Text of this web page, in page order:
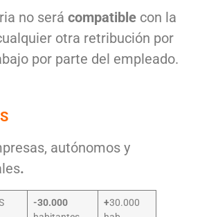
no serácompatible con la
otra retribución por
por parte del empleado.
autónomos y
.
-30.000
+30.000